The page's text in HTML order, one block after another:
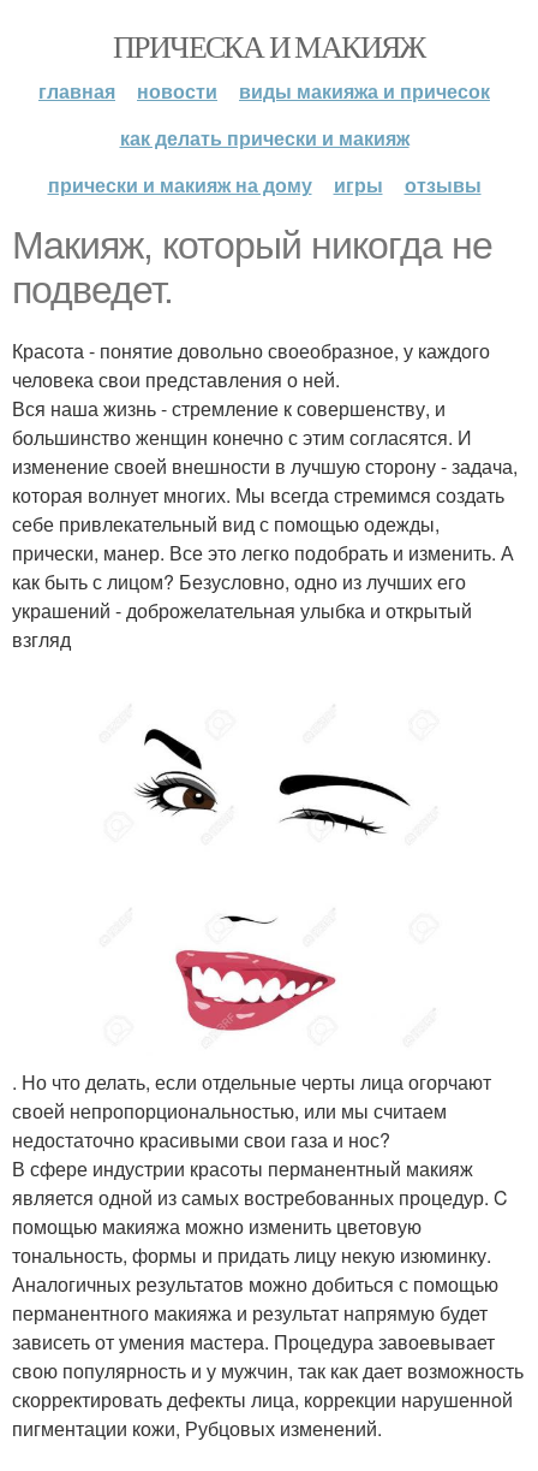
ПРИЧЕСКА И МАКИЯЖ
главная новости
виды макияжа и причесок
как делать прически и макияж
прически и макияж на дому
игры отзывы
Макияж, который никогда не
подведет.
Красота - понятие довольно своеобразное, у каждого
человека свои представления о ней.
Вся наша жизнь - стремление к совершенству, и
большинство женщин конечно с этим согласятся. И
изменение своей внешности в лучшую сторону - задача,
которая волнует многих. Мы всегда стремимся создать
себе привлекательный вид с помощью одежды,
прически, манер. Все это легко подобрать и изменить. А
как быть с лицом? Безусловно, одно из лучших его
украшений - доброжелательная улыбка и открытый
взгляд
. Но что делать, если отдельные черты лица огорчают
своей непропорциональностью, или мы считаем
недостаточно красивыми свои газа и нос?
В сфере индустрии красоты перманентный макияж
является одной из самых востребованных процедур. C
помощью макияжа можно изменить цветовую
тональность, формы и придать лицу некую изюминку.
Аналогичных результатов можно добиться с помощью
перманентного макияжа и результат напрямую будет
зависеть от умения мастера. Процедура завоевывает
свою популярность и у мужчин, так как дает возможность
скорректировать дефекты лица, коррекции нарушенной
пигментации кожи, Рубцовых изменений.